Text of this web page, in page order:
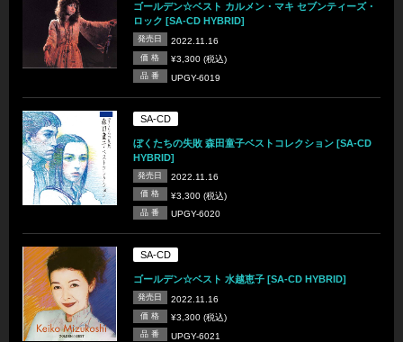
ゴールデン☆ベスト カルメン・マキ セブンティーズ・
ロック [SA-CD HYBRID]
発売日 2022.11.16
価 格 ¥3,300 (税込)
品 番 UPGY-6019
SA-CD
ぼくたちの失敗 森田童子ベストコレクション [SA-CD
HYBRID]
発売日 2022.11.16
価 格 ¥3,300 (税込)
品 番 UPGY-6020
SA-CD
ゴールデン☆ベスト 水越恵子 [SA-CD HYBRID]
発売日 2022.11.16
価 格 ¥3,300 (税込)
品 番 UPGY-6021